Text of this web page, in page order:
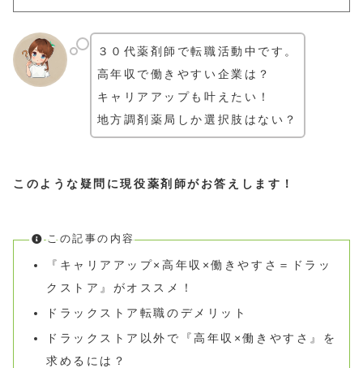
３０代薬剤師で転職活動中です。
高年収で働きやすい企業は？
キャリアアップも叶えたい！
地方調剤薬局しか選択肢はない？
このような疑問に現役薬剤師がお答えします！
この記事の内容
『キャリアアップ×高年収×働きやすさ＝ドラッ
クストア』がオススメ！
ドラックストア転職のデメリット
ドラックストア以外で『高年収×働きやすさ』を
求めるには？